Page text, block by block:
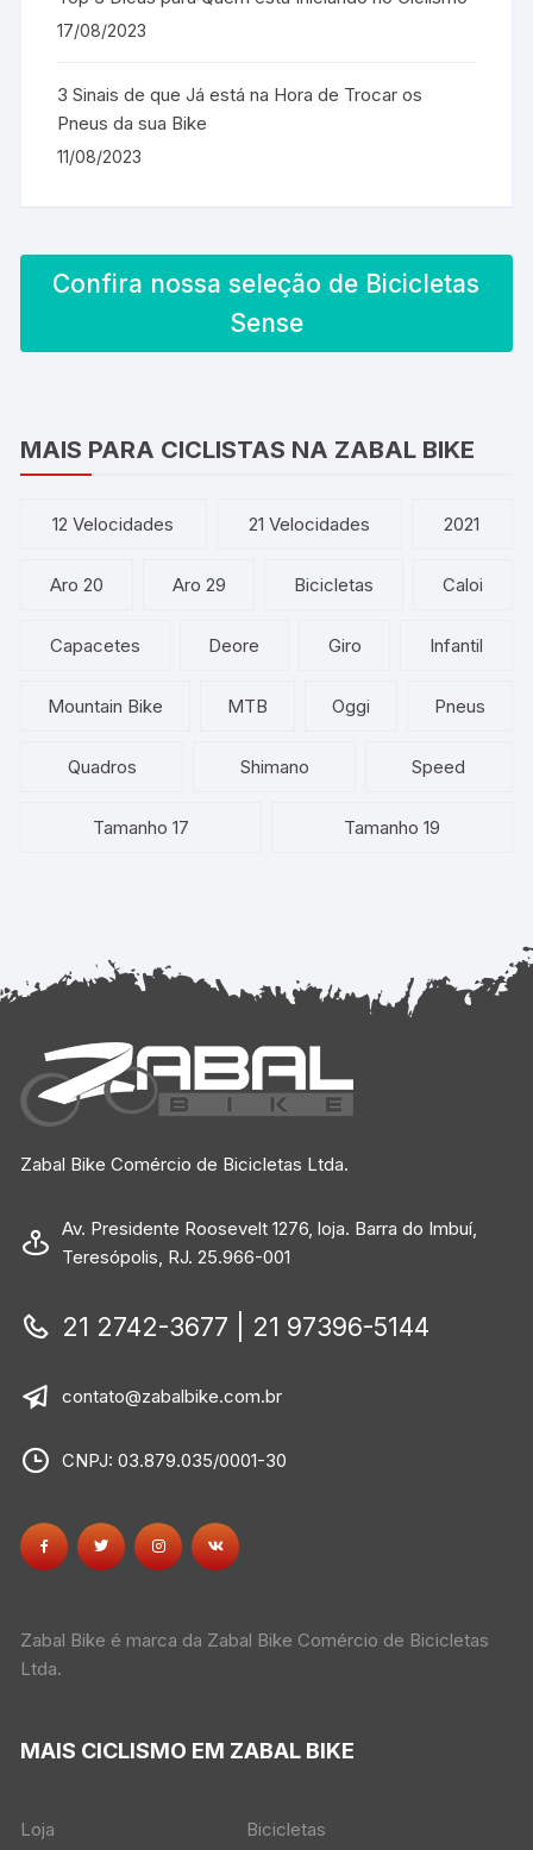
17/08/2023
3 Sinais de que Já está na Hora de Trocar os
Pneus da sua Bike
11/08/2023
Confira nossa seleção de Bicicletas
Sense
MAIS PARA CICLISTAS NA ZABAL BIKE
12 Velocidades 21 Velocidades 2021
Aro 20 Aro 29 Bicicletas Caloi
Capacetes Deore Giro Infantil
Mountain Bike MTB Oggi Pneus
Quadros Shimano Speed
Tamanho 17 Tamanho 19
Zabal Bike Comércio de Bicicletas Ltda.
Av. Presidente Roosevelt 1276, loja. Barra do Imbuí,
Teresópolis, RJ. 25.966-001
21 2742-3677 | 21 97396-5144
contato@zabalbike.com.br
CNPJ: 03.879.035/0001-30
Zabal Bike é marca da Zabal Bike Comércio de Bicicletas
Ltda.
MAIS CICLISMO EM ZABAL BIKE
Loja Bicicletas